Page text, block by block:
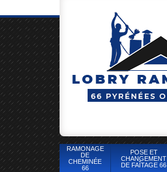
RAMONAGE
DE
CHEMINÉE
66
POSE ET
CHANGEMENT
DE FAÎTAGE 66